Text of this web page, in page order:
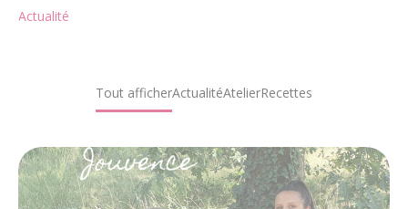
Actualité
Tout afficherActualitéAtelierRecettes